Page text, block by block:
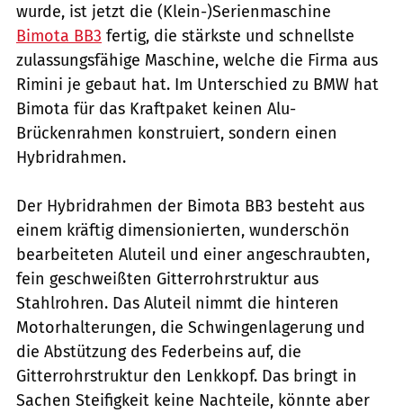
wurde, ist jetzt die (Klein-)Serienmaschine
Bimota BB3 fertig, die stärkste und schnellste
zulassungsfähige Maschine, welche die Firma aus
Rimini je gebaut hat. Im Unterschied zu BMW hat
Bimota für das Kraftpaket keinen Alu-
Brückenrahmen konstruiert, sondern einen
Hybridrahmen.
Der Hybridrahmen der Bimota BB3 besteht aus
einem kräftig dimensionierten, wunderschön
bearbeiteten Aluteil und einer angeschraubten,
fein geschweißten Gitterrohrstruktur aus
Stahlrohren. Das Aluteil nimmt die hinteren
Motorhalterungen, die Schwingenlagerung und
die Abstützung des Federbeins auf, die
Gitterrohrstruktur den Lenkkopf. Das bringt in
Sachen Steifigkeit keine Nachteile, könnte aber